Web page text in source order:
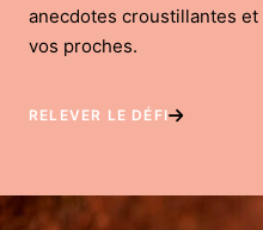
anecdotes croustillantes
vos proches.
RELEVER LE DÉFI